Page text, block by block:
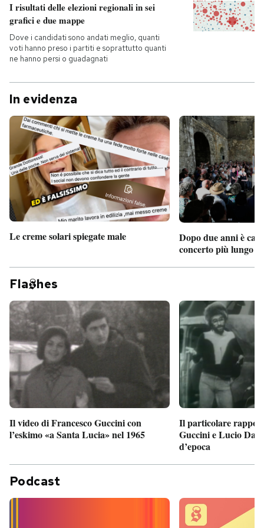
I risultati delle elezioni regionali in sei
grafici e due mappe
Dove i candidati sono andati meglio, quanti
voti hanno preso i partiti e soprattutto quanti
ne hanno persi o guadagnati
In evidenza
Le creme solari spiegate male
Dopo due anni è
concerto più lungo
Fla hes
Il video di Francesco Guccini con
l’eskimo «a Santa Lucia» nel 1965
Il particolare
Guccini e Lucio
d’epoca
Podcast